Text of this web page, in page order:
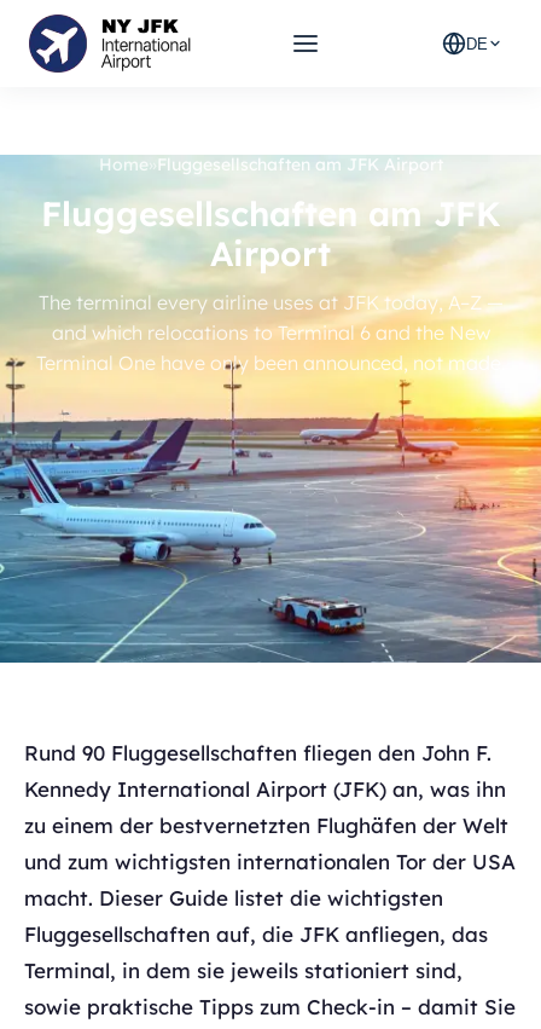
DE
Home»Fluggesellschaften am JFK Airport
Fluggesellschaften am JFK
Airport
The terminal every airline uses at JFK today, A–Z —
and which relocations to Terminal 6 and the New
Terminal One have only been announced, not made.
Rund 90 Fluggesellschaften fliegen den John F.
Kennedy International Airport (JFK) an, was ihn
zu einem der bestvernetzten Flughäfen der Welt
und zum wichtigsten internationalen Tor der USA
macht. Dieser Guide listet die wichtigsten
Fluggesellschaften auf, die JFK anfliegen, das
Terminal, in dem sie jeweils stationiert sind,
sowie praktische Tipps zum Check-in – damit Sie